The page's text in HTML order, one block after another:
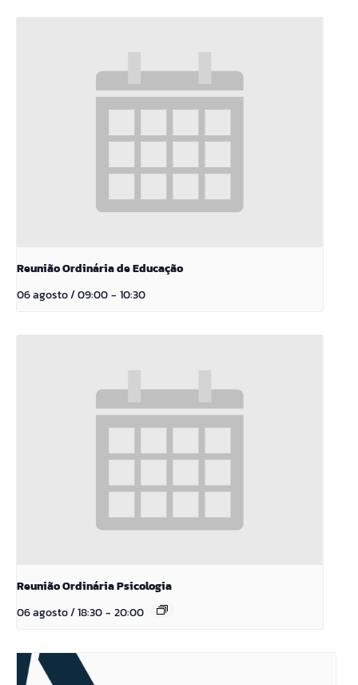
Reunião Ordinária de Educação
06 agosto / 09:00- 10:30
Reunião Ordinária Psicologia
06 agosto / 18:30- 20:00